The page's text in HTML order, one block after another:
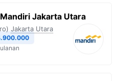
Jakarta Utara
Jakarta Utara